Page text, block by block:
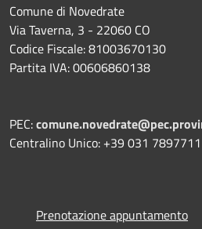
Comune di Novedrate
Via Taverna, 3 - 22060 CO
Codice Fiscale: 81003670130
Partita IVA: 00606860138
PEC:
Centralino Unico: +39 031 7897711
Prenotazione appuntamento